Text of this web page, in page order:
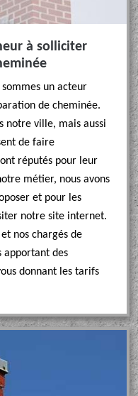
à solliciter
un acteur
de cheminée.
notre ville, mais aussi
de faire
réputés pour leur
métier, nous avons
et pour les
notre site internet.
nos chargés de
apportant des
donnant les tarifs